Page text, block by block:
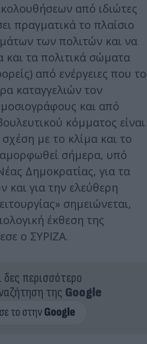
από ιδιώτες
πραγματικά το πλαίσιο
των πολιτών και να
και τα πολιτικά σώματα
από ενέργειες που το
καταγγελιών τον
και από
κόμματος είναι
με το κλίμα και το
σήμερα, υπό
Δημοκρατίας, για τα
και για την ελεύθερη
σημειώνεται,
έκθεση της
ο ΣΥΡΙΖΑ.
δες περισσότερο
της Google